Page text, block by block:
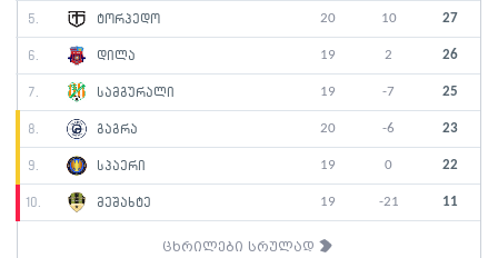
5. ტორპედო 20 10 27
6. დილა 19 2 26
7. სამგურალი 19 -7 25
8. გაგრა 20 -6 23
9. სპაერი 19 0 22
10. მეშახტე 19 -21 11
ცხრილები სრულად